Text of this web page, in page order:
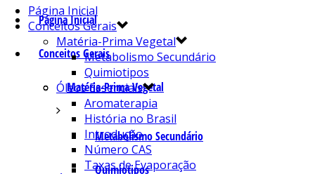
Página Inicial
Conceitos Gerais
Matéria-Prima Vegetal
Metabolismo Secundário
Quimiotipos
Página Inicial
Conceitos Gerais
Matéria-Prima Vegetal
Metabolismo Secundário
Quimiotipos
Óleos Essenciais
Aromaterapia
História no Brasil
Introdução
Número CAS
Taxas de Evaporação